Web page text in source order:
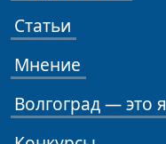
Статьи
Мнение
Волгоград — это я